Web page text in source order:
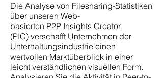
Die Analyse von Filesharing-Statistiken
über unseren Web-
basierten P2P Insights Creator
(PIC) verschafft Unternehmen der
Unterhaltungsindustrie einen
wertvollen Marktüberblick in einer
leicht verständlichen visuellen Form.